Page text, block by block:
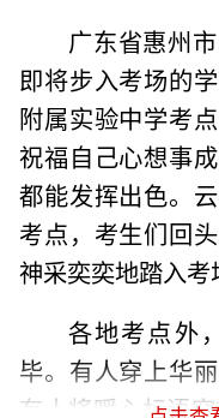
广东省惠州
即将步入考场的
附属实验中学考
祝福自己心想事
都能发挥出色。
考点，考生们回
神采奕奕地踏入考
各地考点外
毕。有人穿上华
有人将暖心标语